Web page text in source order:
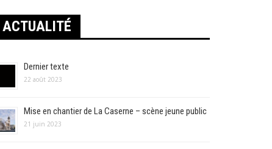
ACTUALITÉ
Dernier texte
22 août 2023
Mise en chantier de La Caserne – scène jeune public
21 juin 2023